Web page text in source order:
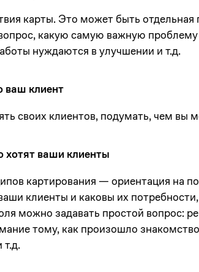
карты. Это может быть отдельная
какую самую важную
нуждаются в улучшении и т.д.
ваш клиент
своих клиентов, подумать, чем вы
хотят ваши клиенты
картирования — ориентация на
клиенты и каковы их
можно задавать простой вопрос:
тому, как произошло
т.д.